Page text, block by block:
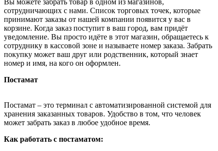
Вы можете забрать товар в одном из магазинов,
сотрудничающих с нами. Список торговых точек, которые
принимают заказы от нашей компании появится у вас в
корзине. Когда заказ поступит в ваш город, вам придёт
уведомление. Вы просто идёте в этот магазин, обращаетесь к
сотруднику в кассовой зоне и называете номер заказа. Забрать
покупку может ваш друг или родственник, который знает
номер и имя, на кого он оформлен.
Постамат
Постамат – это терминал с автоматизированной системой для
хранения заказанных товаров. Удобство в том, что человек
может забрать заказ в любое удобное время.
Как работать с постаматом: